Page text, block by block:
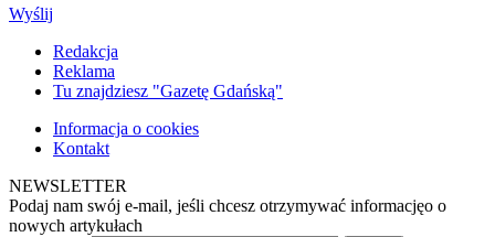
Wyślij
Redakcja
Reklama
Tu znajdziesz "Gazetę Gdańską"
Informacja o cookies
Kontakt
NEWSLETTER
Podaj nam swój e-mail, jeśli chcesz otrzymywać informacjęo o
nowych artykułach